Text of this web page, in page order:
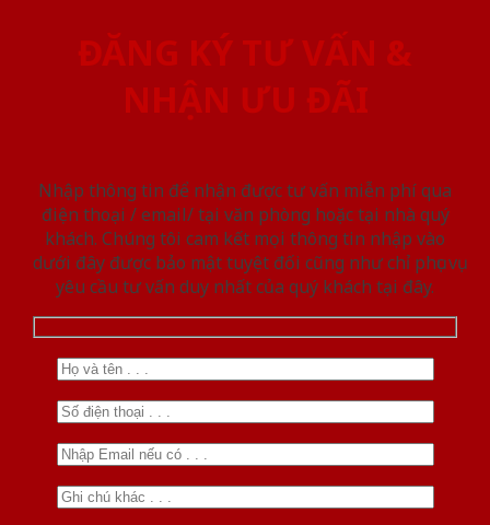
ĐĂNG KÝ TƯ VẤN &
NHẬN ƯU ĐÃI
Nhập thông tin để nhận được tư vấn miễn phí qua
điện thoại / email/ tại văn phòng hoặc tại nhà quý
khách. Chúng tôi cam kết mọi thông tin nhập vào
dưới đây được bảo mật tuyệt đối cũng như chỉ phục vụ
yêu cầu tư vấn duy nhất của quý khách tại đây.